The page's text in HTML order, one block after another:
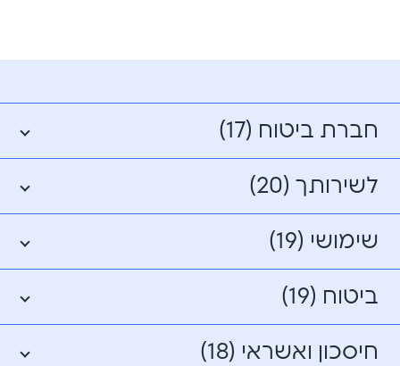
חברת ביטוח (17)
לשירותך (20)
שימושי (19)
ביטוח (19)
חיסכון ואשראי (18)